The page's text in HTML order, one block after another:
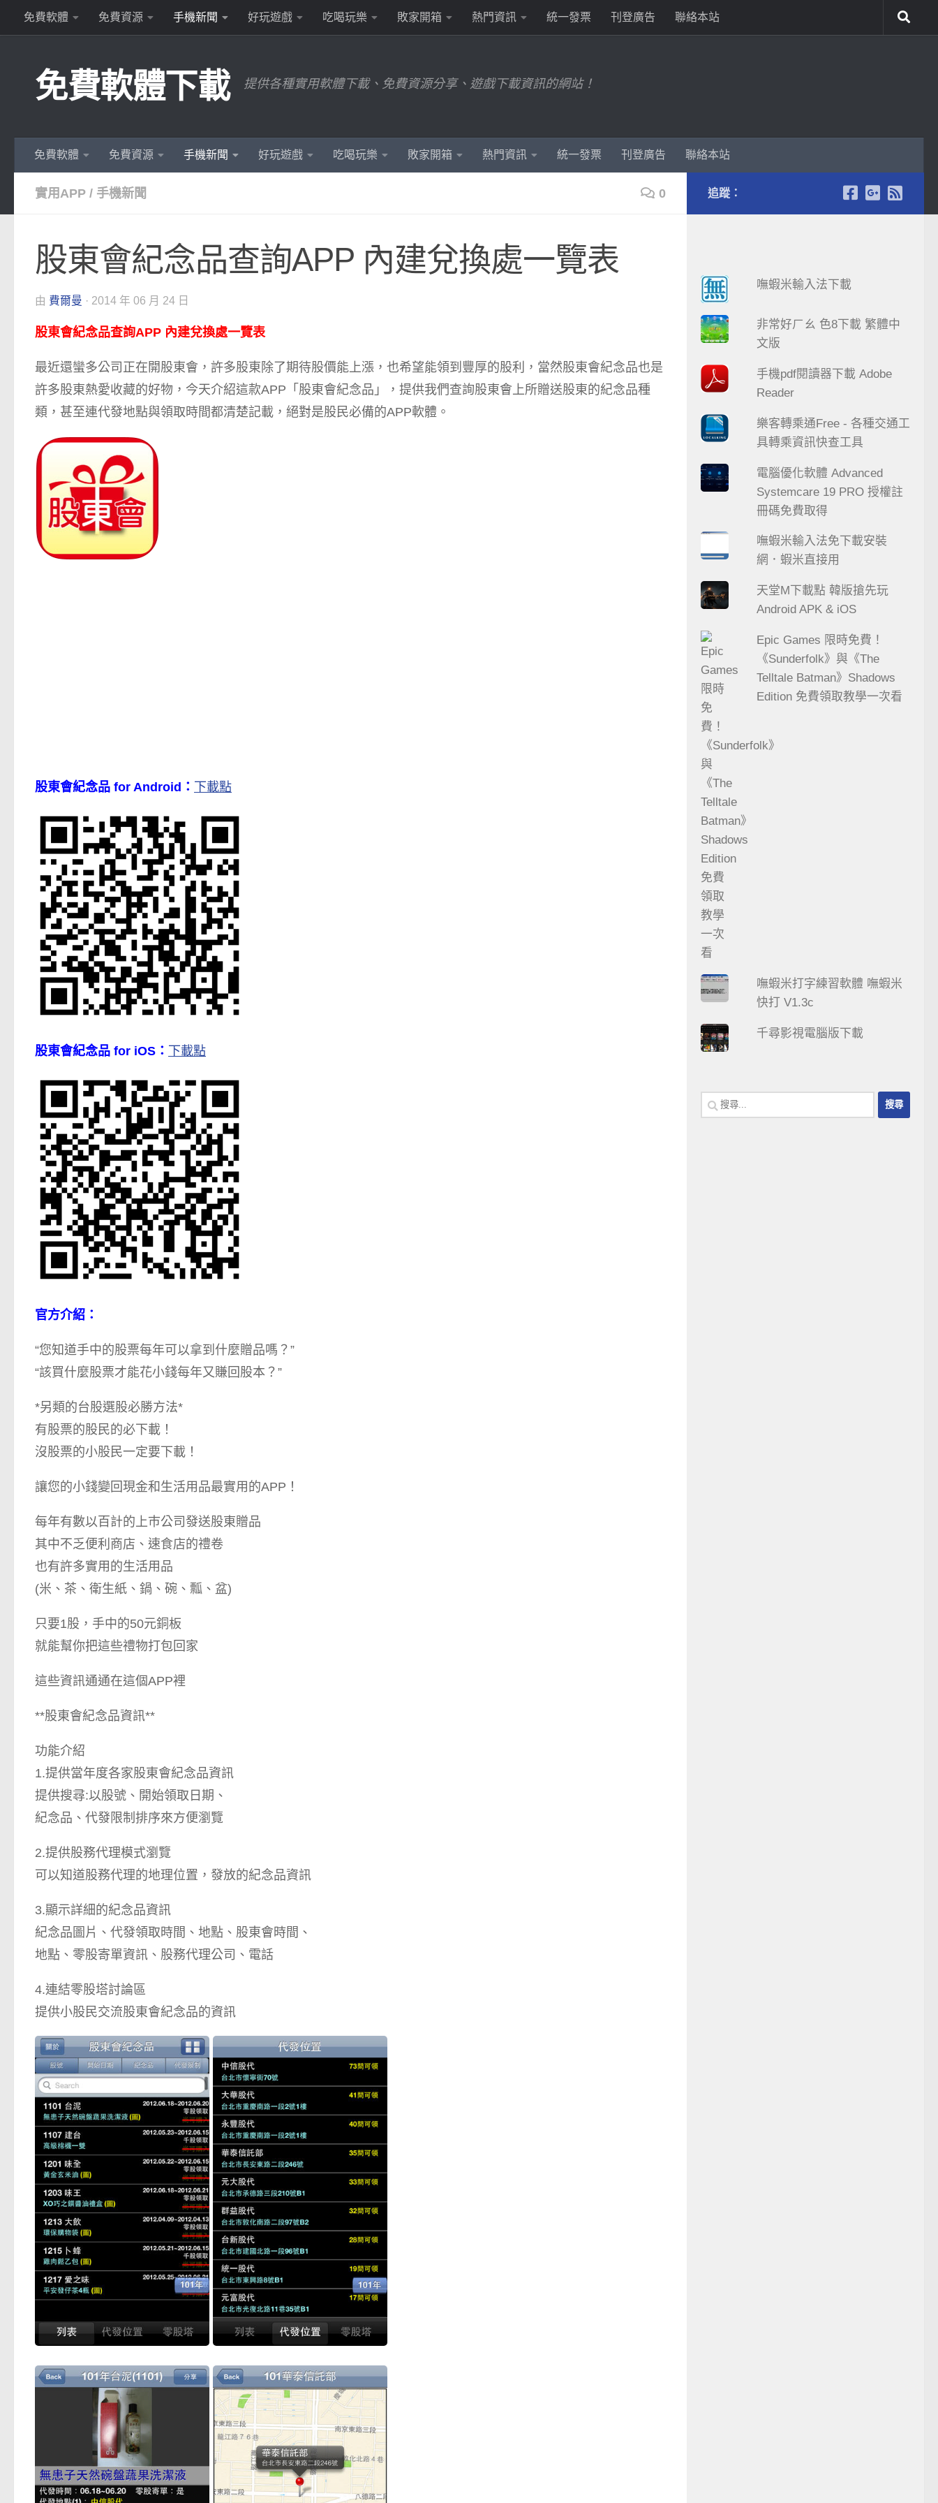
Skip to content
免費軟體 免費資源 手機新聞 好玩遊戲 吃喝玩樂 敗家開箱 熱門資訊 統一發票 刊登廣告 聯絡本站
免費軟體下載 提供各種實用軟體下載、免費資源分享、遊戲下載資訊的網站！
免費軟體 免費資源 手機新聞 好玩遊戲 吃喝玩樂 敗家開箱 熱門資訊 統一發票 刊登廣告 聯絡本站
實用APP / 手機新聞 0
股東會紀念品查詢APP 內建兌換處一覽表
由 費爾曼 · 2014 年 06 月 24 日
股東會紀念品查詢APP 內建兌換處一覽表
最近還蠻多公司正在開股東會，許多股東除了期待股價能上漲，也希望能領到豐厚的股利，當然股東會紀念品也是
許多股東熱愛收藏的好物，今天介紹這款APP「股東會紀念品」，提供我們查詢股東會上所贈送股東的紀念品種
類，甚至連代發地點與領取時間都清楚記載，絕對是股民必備的APP軟體。
股東會紀念品 for Android： 下載點
股東會紀念品 for iOS： 下載點
官方介紹：
“您知道手中的股票每年可以拿到什麼贈品嗎？”
“該買什麼股票才能花小錢每年又賺回股本？”
*另類的台股選股必勝方法*
有股票的股民的必下載！
沒股票的小股民一定要下載！
讓您的小錢變回現金和生活用品最實用的APP！
每年有數以百計的上巿公司發送股東贈品
其中不乏便利商店、速食店的禮卷
也有許多實用的生活用品
(米、茶、衛生紙、鍋、碗、瓢、盆)
只要1股，手中的50元銅板
就能幫你把這些禮物打包回家
這些資訊通通在這個APP裡
**股東會紀念品資訊**
功能介紹
1.提供當年度各家股東會紀念品資訊
提供搜尋:以股號、開始領取日期、
紀念品、代發限制排序來方便瀏覽
2.提供股務代理模式瀏覽
可以知道股務代理的地理位置，發放的紀念品資訊
3.顯示詳細的紀念品資訊
紀念品圖片、代發領取時間、地點、股東會時間、
地點、零股寄單資訊、股務代理公司、電話
4.連結零股塔討論區
提供小股民交流股東會紀念品的資訊
追蹤：
嘸蝦米輸入法下載
非常好ㄏㄠ 色8下載 繁體中
文版
手機pdf閱讀器下載 Adobe
Reader
樂客轉乘通Free - 各種交通工
具轉乘資訊快查工具
電腦優化軟體 Advanced
Systemcare 19 PRO 授權註
冊碼免費取得
嘸蝦米輸入法免下載安裝
網．蝦米直接用
天堂M下載點 韓版搶先玩
Android APK & iOS
Epic Games 限時免費！
《Sunderfolk》與《The
Telltale Batman》Shadows
Edition 免費領取教學一次看
嘸蝦米打字練習軟體 嘸蝦米
快打 V1.3c
千尋影視電腦版下載
搜
尋